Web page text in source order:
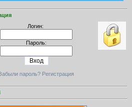
Логин:
Пароль:
пароль? Регистрация